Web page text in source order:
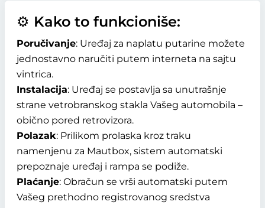
⚙️ Kako to funkcioniše:
Poručivanje: Uređaj za naplatu putarine možete
jednostavno naručiti putem interneta na sajtu
vintrica.
Instalacija: Uređaj se postavlja sa unutrašnje
strane vetrobranskog stakla Vašeg automobila –
obično pored retrovizora.
Polazak: Prilikom prolaska kroz traku
namenjenu za Mautbox, sistem automatski
prepoznaje uređaj i rampa se podiže.
Plaćanje: Obračun se vrši automatski putem
Vašeg prethodno registrovanog sredstva